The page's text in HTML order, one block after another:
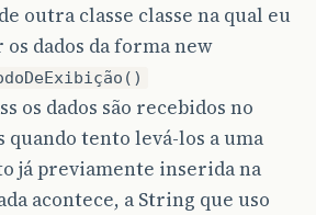
outra classe classe na qual eu
dados da forma new
os dados são recebidos no
quando tento levá-los a uma
já previamente inserida na
acontece, a String que uso